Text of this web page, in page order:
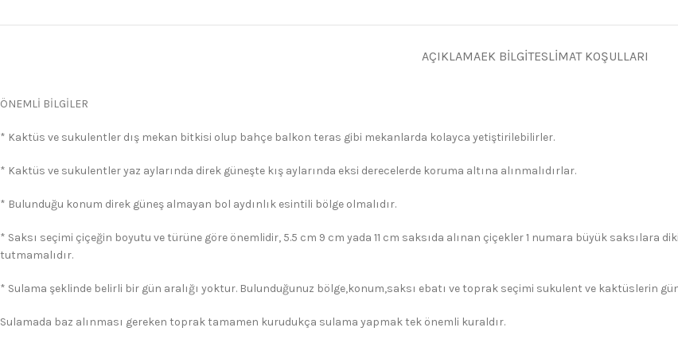
AÇIKLAMAEK BILGITESLIMAT KOŞULLARI
ÖNEMLİ BİLGİLER
* Kaktüs ve sukulentler dış mekan bitkisi olup bahçe balkon teras gibi mekanlarda kolayca yetiştirilebilirler.
* Kaktüs ve sukulentler yaz aylarında direk güneşte kış aylarında eksi derecelerde koruma altına alınmalıdırlar.
* Bulunduğu konum direk güneş almayan bol aydınlık esintili bölge olmalıdır.
* Saksı seçimi çiçeğin boyutu ve türüne göre önemlidir, 5.5 cm 9 cm yada 11 cm saksıda alınan çiçekler 1 numara büyük saksılara
tutmamalıdır.
* Sulama şeklinde belirli bir gün aralığı yoktur. Bulunduğunuz bölge,konum,saksı ebatı ve toprak seçimi sukulent ve kaktüslerin
Sulamada baz alınması gereken toprak tamamen kurudukça sulama yapmak tek önemli kuraldır.